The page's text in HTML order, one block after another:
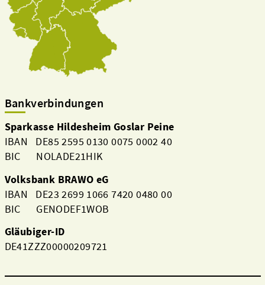
Bankverbindungen
Sparkasse Hildesheim Goslar Peine
IBAN DE85 2595 0130 0075 0002 40
BIC NOLADE21HIK
Volksbank BRAWO eG
IBAN DE23 2699 1066 7420 0480 00
BIC GENODEF1WOB
Gläubiger-ID
DE41ZZZ00000209721